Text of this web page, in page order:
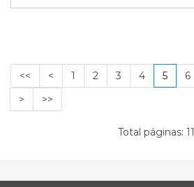
<< < 1 2 3 4 5 6
>
>>
Total páginas: 11